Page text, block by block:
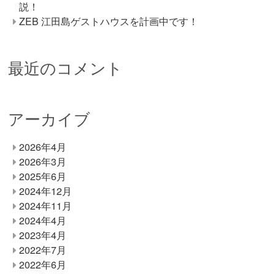
説！
ZEB 江田島ゲストハウスを計画中です！
最近のコメント
アーカイブ
2026年4月
2026年3月
2025年6月
2024年12月
2024年11月
2024年4月
2023年4月
2022年7月
2022年6月